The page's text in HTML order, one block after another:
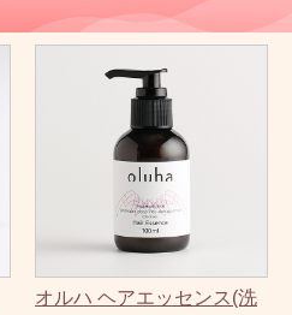
オルハ ヘアエッセンス(洗